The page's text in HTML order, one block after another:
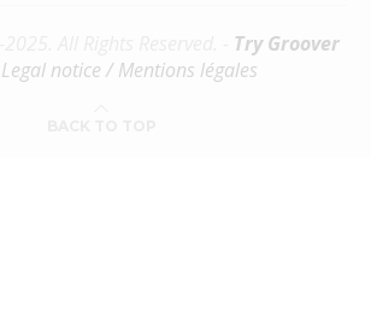
All Rights Reserved. - Try Groover
Legal notice / Mentions légales